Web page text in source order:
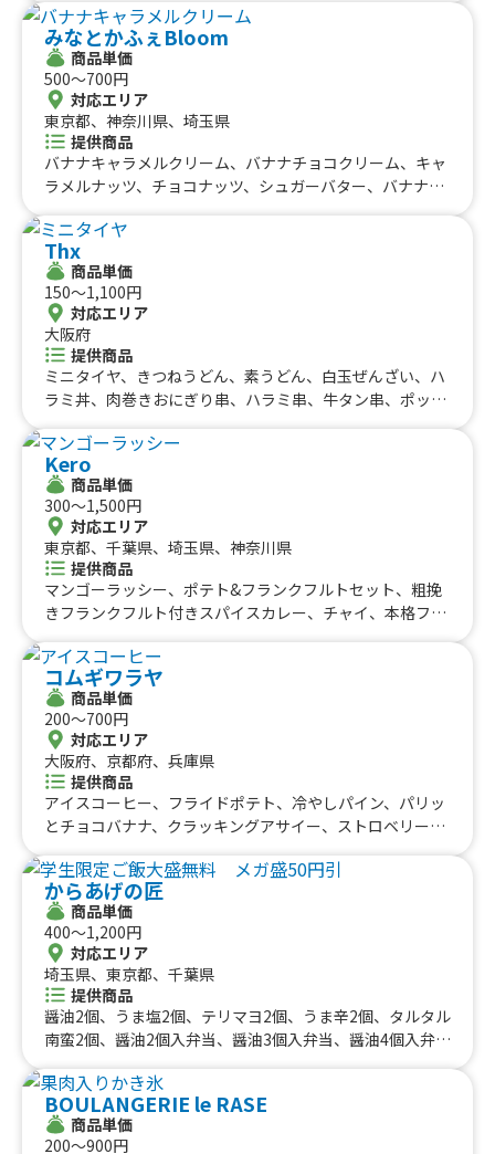
オレ
みなとかふぇBloom
商品単価
500〜700円
対応エリア
東京都、神奈川県、埼玉県
提供商品
バナナキャラメルクリーム、バナナチョコクリーム、キャ
ラメルナッツ、チョコナッツ、シュガーバター、バナナス
取)、バナナキャラメルクリーム(買取)、バナナチョコクリ
ーム(買取)、キャラメルクリーム(買取)、チョコクリーム
(買取)、ブラウニーチョコクリーム(買取)、クレープ(10
月〜)、バナナキャラメルクリームクレープ、バナナチョ
コクリームクレープ、ブラウニーチョコクリームクレー
プ、クレープ(5/1〜)、かき氷(シェイブアイス)
Thx
商品単価
150〜1,100円
対応エリア
大阪府
提供商品
ミニタイヤ、きつねうどん、素うどん、白玉ぜんざい、ハ
ラミ丼、肉巻きおにぎり串、ハラミ串、牛タン串、ポッ
ッケ、クリスマスローストチキン、アイスチョコバナナ、
レインボーチーズドッグ、お弁当(唐揚げ)、冷凍パイン、
フライドポテト(塩)、お弁当、黒唐揚げ、マシュマロ棒、
光る綿菓子、台湾風かき氷、ザクザクスパイシーチキン、
綿菓子、カクテル(ロング)、ワイン、ローストビーフ、フ
ランクフルト、ソースカツ丼、ポテから(小)、缶ビール、
ワンカップ(熱燗)、焼き芋、プルコギ丼、かき氷、果肉入
りかき氷、竜田揚げ、チュロス、ガパオライス、グリーン
げ、唐揚げ丼、唐揚げ(アゴだし)、ベーグル、クレープ、
コーヒー
Kero
商品単価
300〜1,500円
対応エリア
東京都、千葉県、埼玉県、神奈川県
提供商品
マンゴーラッシー、ポテト&フランクフルトセット、粗挽
きフランクフルト付きスパイスカレー、チャイ、本格フラ
こ、アメリカンドック、広島牡蠣カレー&ドリンクセッ
ト、かき氷（シロップかけ放題）、焼き芋、角ハイボー
ル、皮付きポテトフライ、りんご飴（国産）カット、外国
瓶ビール、ヴァンショー（ホットワイン）、タンドリーチ
キン、ロコモコ丼、ホットドッグ（粗挽きフランク）、粗
挽きフランクフルト、絶品タコス、ホットチョコレート、
レモネード（ホットorアイス）、甘熟イチゴ削りかき氷、
挽きたてコーヒー、生グレープジュース🍊、石焼き芋、季
コムギワラヤ
商品単価
200〜700円
対応エリア
大阪府、京都府、兵庫県
提供商品
アイスコーヒー、フライドポテト、冷やしパイン、パリッ
とチョコバナナ、クラッキングアサイー、ストロベリーボ
もち三角パイ
からあげの匠
商品単価
400〜1,200円
対応エリア
埼玉県、東京都、千葉県
提供商品
醤油2個、うま塩2個、テリマヨ2個、うま辛2個、タルタル
南蛮2個、醤油2個入弁当、醤油3個入弁当、醤油4個入弁
当、うま辛2個入弁当、うま辛3個入弁当、うま辛4個入弁
当、テリマヨ2個入弁当、テリマヨ3個入弁当、テリマヨ4
個入弁当、タルタル2個入弁当、タルタル南蛮3個入弁当、
BOULANGERIE le RASE
商品単価
200〜900円